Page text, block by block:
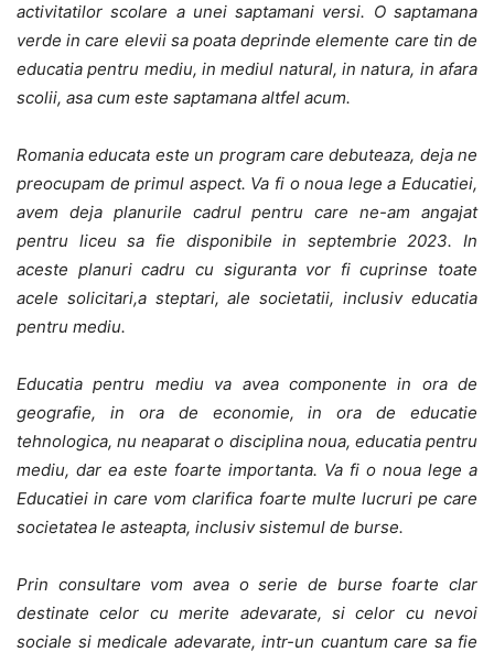
activitatilor scolare a unei saptamani versi. O saptamana
verde in care elevii sa poata deprinde elemente care tin de
educatia pentru mediu, in mediul natural, in natura, in afara
scolii, asa cum este saptamana altfel acum.
Romania educata este un program care debuteaza, deja ne
preocupam de primul aspect. Va fi o noua lege a Educatiei,
avem deja planurile cadrul pentru care ne-am angajat
pentru liceu sa fie disponibile in septembrie 2023. In
aceste planuri cadru cu siguranta vor fi cuprinse toate
acele solicitari,a steptari, ale societatii, inclusiv educatia
pentru mediu.
Educatia pentru mediu va avea componente in ora de
geografie, in ora de economie, in ora de educatie
tehnologica, nu neaparat o disciplina noua, educatia pentru
mediu, dar ea este foarte importanta. Va fi o noua lege a
Educatiei in care vom clarifica foarte multe lucruri pe care
societatea le asteapta, inclusiv sistemul de burse.
Prin consultare vom avea o serie de burse foarte clar
destinate celor cu merite adevarate, si celor cu nevoi
sociale si medicale adevarate, intr-un cuantum care sa fie